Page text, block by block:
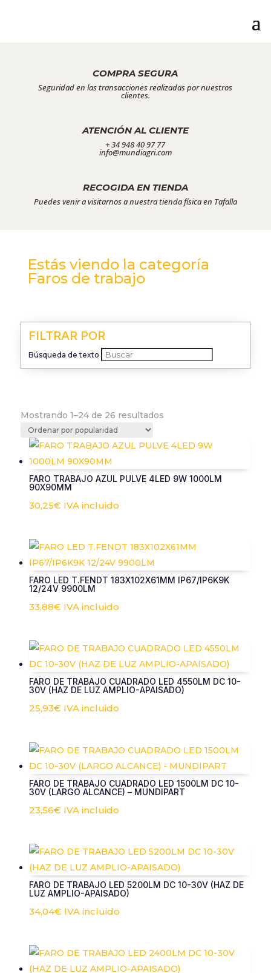
COMPRA SEGURA
Seguridad en las transacciones realizadas por nuestros
clientes.
ATENCIÓN AL CLIENTE
+ 34 948 40 97 77
info@mundiagri.com
RECOGIDA EN TIENDA
Puedes venir a visitarnos a nuestra tienda física en Tafalla
Estás viendo la categoría
Faros de trabajo
FILTRAR POR
Búsqueda de texto
Mostrando 1–24 de 26 resultadosOrdenado
popularidad
FARO TRABAJO AZUL PULVE 4LED 9W 1000LM
90X90MM
30,25€ IVA incluido
FARO LED T.FENDT 183X102X61MM IP67/IP6K9K
12/24V 9900LM
33,88€ IVA incluido
FARO DE TRABAJO CUADRADO LED 4550LM DC 10-
30V (HAZ DE LUZ AMPLIO-APAISADO)
25,93€ IVA incluido
FARO DE TRABAJO CUADRADO LED 1500LM DC 10-
30V (LARGO ALCANCE) – MUNDIPART
23,56€ IVA incluido
FARO DE TRABAJO LED 5200LM DC 10-30V (HAZ DE
LUZ AMPLIO-APAISADO)
34,04€ IVA incluido